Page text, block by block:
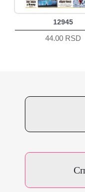
12945
44.00 RSD